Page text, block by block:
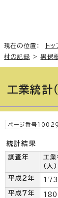
現在の位置： ト
村の記録 >黒保
工業統計
ページ番号
統計結果
調査年
工
（人）
平成2年
173
平成7年 180